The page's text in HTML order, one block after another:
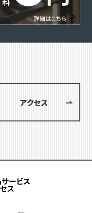
アクセス
サービス
ス